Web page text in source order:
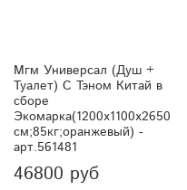
Мгм Универсал (Душ +
Туалет) С Тэном Китай в
сборе
Экомарка(1200x1100x2650
см;85кг;оранжевый) -
арт.561481
46800 руб